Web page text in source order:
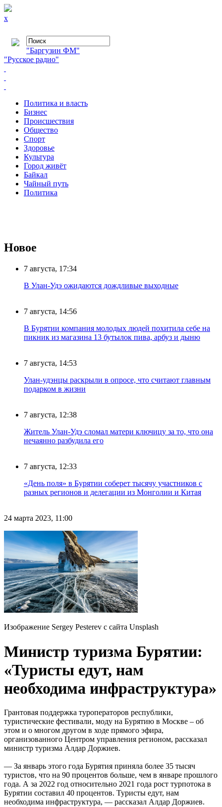
x
"Баргузин ФМ"
"Русское радио"
Политика и власть
Бизнес
Происшествия
Общество
Cпорт
Здоровье
Культура
Город живёт
Байкал
Чайный путь
Политика
Новое
7 августа, 17:34
В Улан-Удэ ожидаются дождливые выходные
7 августа, 14:56
В Бурятии компания молодых людей похитила себе на
пикник из магазина 13 бутылок пива, арбуз и дыню
7 августа, 14:53
Улан-удэнцы раскрыли в опросе, что считают главным
подарком в жизни
7 августа, 12:38
Житель Улан-Удэ сломал матери ключицу за то, что она
нечаянно разбудила его
7 августа, 12:33
«День поля» в Бурятии соберет тысячу участников с
разных регионов и делегации из Монголии и Китая
24 марта 2023, 11:00
Изображение Sergey Pesterev с сайта Unsplash
Министр туризма Бурятии:
«Туристы едут, нам
необходима инфраструктура»
Грантовая поддержка туроператоров республики,
туристические фестивали, моду на Бурятию в Москве – об
этом и о многом другом в ходе прямого эфира,
организованного Центром управления регионом, рассказал
министр туризма Алдар Доржиев.
— За январь этого года Бурятия приняла более 35 тысяч
туристов, что на 90 процентов больше, чем в январе прошлого
года. А за 2022 год относительно 2021 года рост турпотока в
Бурятии составил 40 процентов. Туристы едут, нам
необходима инфраструктура, — рассказал Алдар Доржиев.